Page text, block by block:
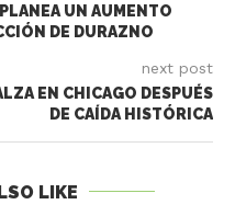
UN AUMENTO
DE DURAZNO
next post
EN CHICAGO DESPUÉS
DE CAÍDA HISTÓRICA
LIKE